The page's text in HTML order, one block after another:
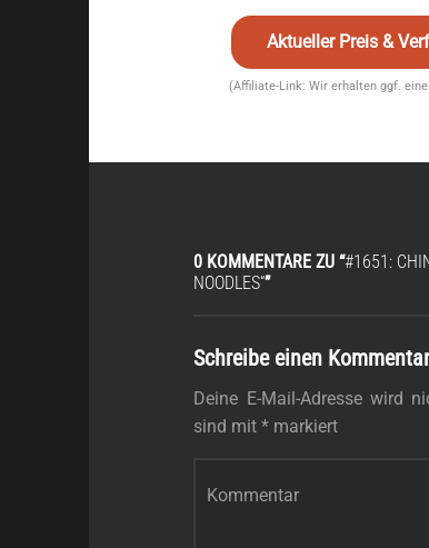
Aktueller Preis &
(Affiliate-Link: Wir erhalten ggf.
0 KOMMENTARE ZU “#1651:
NOODLES“”
Schreibe einen
Deine E-Mail-Adresse wird
sind mit* markiert